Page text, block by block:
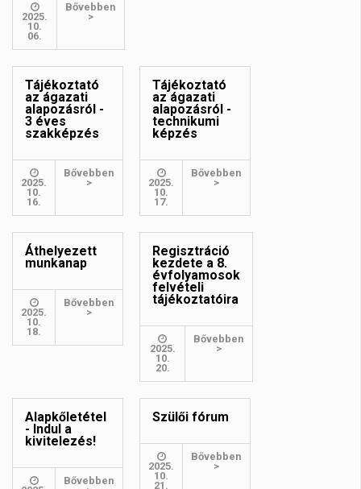
2025.
10.
06.
Bővebben
>
Tájékoztató
az ágazati
alapozásról -
3 éves
szakképzés
2025.
10.
16.
Bővebben
>
Tájékoztató
az ágazati
alapozásról -
technikumi
képzés
2025.
10.
17.
Bővebben
>
Áthelyezett
munkanap
2025.
10.
18.
Bővebben
>
Regisztráció
kezdete a 8.
évfolyamosok
felvételi
tájékoztatóira
2025.
10.
20.
Bővebben
>
Alapkőletétel
- Indul a
kivitelezés!
Bővebben
Szülői fórum
2025.
10.
21.
Bővebben
>